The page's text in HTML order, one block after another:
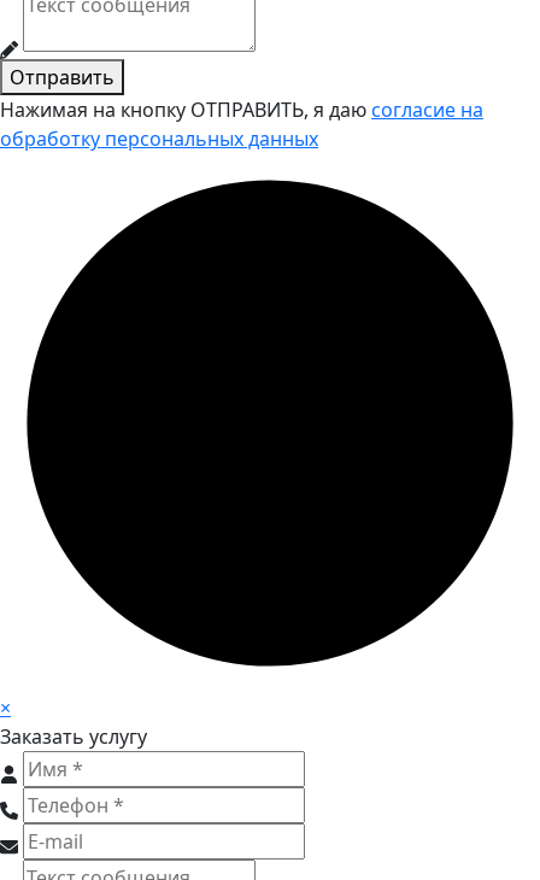
Отправить
Нажимая на кнопку ОТПРАВИТЬ, я даюсогласие на
обработку персональных данных
×
Заказать услугу